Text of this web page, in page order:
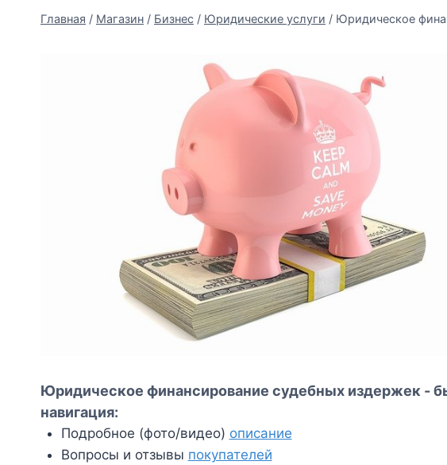
Главная / Магазин / Бизнес / Юридические услуги / Юридическое
Юридическое финансирование судебных издержек -
навигация:
Подробное (фото/видео) описание
Вопросы и отзывы покупателей